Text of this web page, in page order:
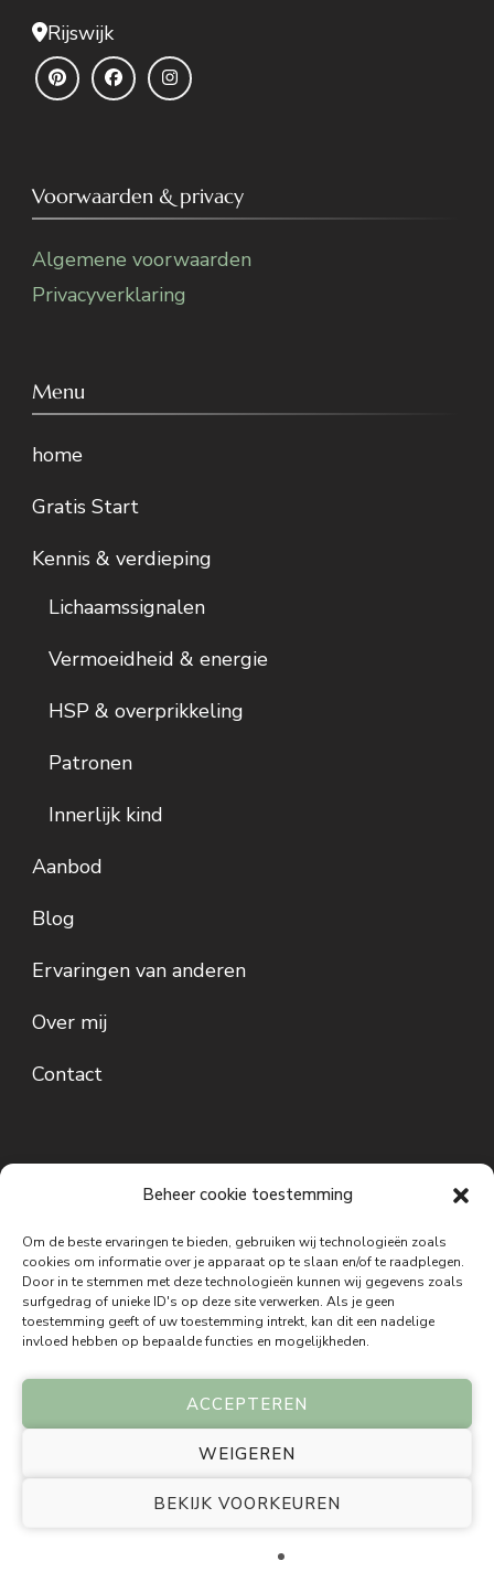
Beheer cookie toestemming
Om de beste ervaringen te bieden, gebruiken wij technologieën zoals
cookies om informatie over je apparaat op te slaan en/of te raadplegen.
Door in te stemmen met deze technologieën kunnen wij gegevens zoals
surfgedrag of unieke ID's op deze site verwerken. Als je geen
toestemming geeft of uw toestemming intrekt, kan dit een nadelige
invloed hebben op bepaalde functies en mogelijkheden.
ACCEPTEREN
WEIGEREN
BEKIJK VOORKEUREN
Rijswijk
Voorwaarden & privacy
Algemene voorwaarden
Privacyverklaring
Menu
home
Gratis Start
Kennis & verdieping
Lichaamssignalen
Vermoeidheid & energie
HSP & overprikkeling
Patronen
Innerlijk kind
Aanbod
Blog
Ervaringen van anderen
Over mij
Contact
Disclaimer: De informatie op deze website is bedoeld ter inspiratie,
bewustwording en persoonlijke ontwikkeling. De inzichten, oefeningen,
meditaties, holistische therapieën, Bach bloesem remedies, energetische
behandelingen en andere aangeboden methoden zijn geen vervanging voor
behandelingen voor. Bij lichamelijke of psychische klachten wordt
raadplegen. De informatie op deze website is gebaseerd op holistische visies,
praktijkervaring en persoonlijke ontwikkeling. Resultaten kunnen per persoon
verschillen. Bezoekers en cliënten blijven te allen tijde zelf verantwoordelijk